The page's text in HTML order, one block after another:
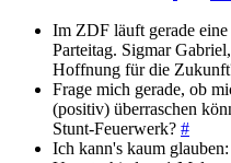
Im ZDF läuft gerade
Parteitag. Sigmar
Hoffnung für die
Frage mich gerade, ob
(positiv) überraschen
Stunt-Feuerwerk? #
Ich kann's kaum